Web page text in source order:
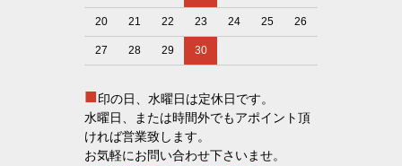
20 21 22 23 24 25 26
27 28 29 30
■印の日、水曜日は定休日です。
水曜日、または時間外でもアポイント頂
ければ営業致します。
お気軽にお問い合わせ下さいませ。